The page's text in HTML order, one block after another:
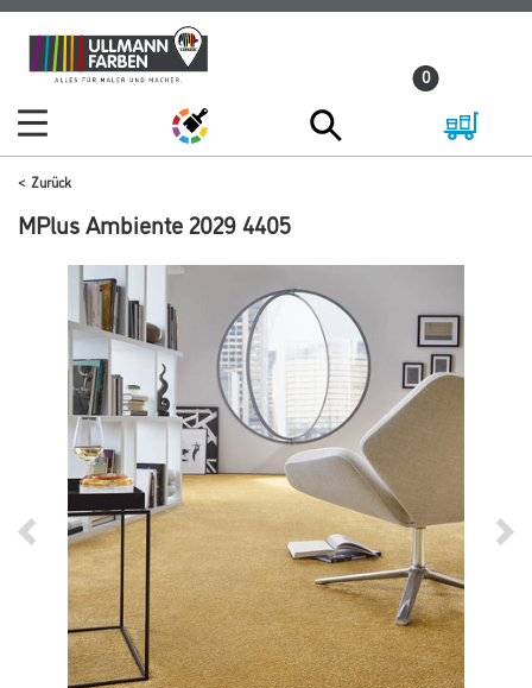
Zum
Inhalt
Zum
Navigationsmenü
0
Zurück
MPlus Ambiente 2029 4405